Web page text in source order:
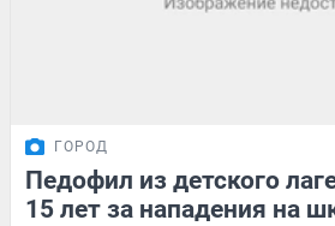
ГОРОД
Педофил из детского
15 лет за нападения на